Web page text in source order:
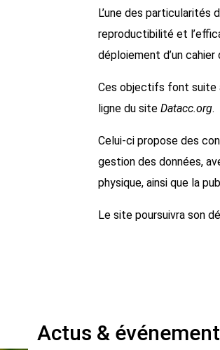
L’une des
reproductibilité et
déploiement d’un
Ces objectifs font suite
ligne du site Datacc.org.
Celui-ci propose des
gestion des données,
physique, ainsi que la
Le site poursuivra son
Actus &